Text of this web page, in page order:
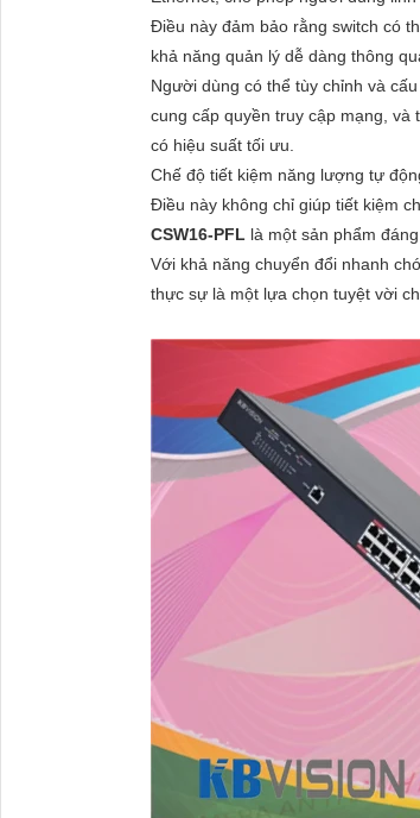
CHI TIẾT VỀ KX-
HÃNG KBVISION
Switch PoE 16 port (hỗ trợ 2
. 16 x 10/100Mbps PoE Ports +
. Đường truyền hiệu dụng cho
. Chế độ mở rộng đường
. Tổng công suất PoE tối đa